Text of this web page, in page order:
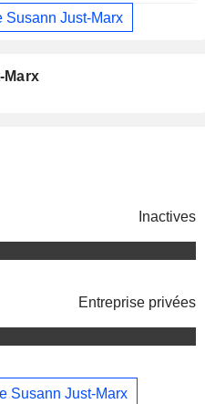
Susann Just-Marx
Marx
Inactives
Entreprise privées
Susann Just-Marx